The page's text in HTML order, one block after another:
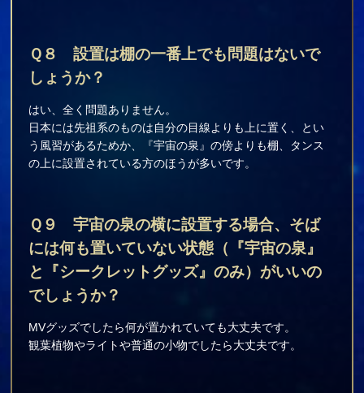
Ｑ８設置は棚の一番上でも問題はないで
しょうか？
はい、全く問題ありません。
日本には先祖系のものは自分の目線よりも上に置く、とい
う風習があるためか、『宇宙の泉』の傍よりも棚、タンス
の上に設置されている方のほうが多いです。
Ｑ９宇宙の泉の横に設置する場合、そば
には何も置いていない状態（『宇宙の泉』
と『シークレットグッズ』のみ）がいいの
でしょうか？
MVグッズでしたら何が置かれていても大丈夫です。
観葉植物やライトや普通の小物でしたら大丈夫です。